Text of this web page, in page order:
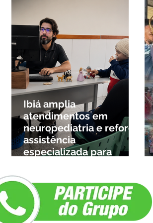
Ibiá amplia
atendimentos em
neuropediatria e reforça
assistência
especializada para
região